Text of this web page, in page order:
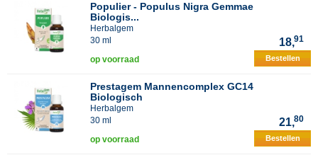
Populier - Populus Nigra Gemmae
Biologis...
Herbalgem
30 ml
18,91
op voorraad Bestellen
Prestagem Mannencomplex GC14
Biologisch
Herbalgem
30 ml
21,80
op voorraad Bestellen